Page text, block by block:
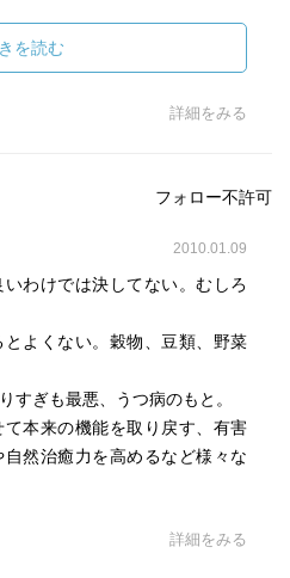
織、器官ができたという説が
核的な存在とも言える。
のない生物はいない。
100腸個の腸内細菌が棲みつ
群、タウリン、オメガ3などは
るにはもってこいの栄養素。
脳の神経細胞に存在している
にも不可欠な物質。(必要量の
げる為に大型の魚は避ける様
を読む
詳細をみる
フォロー不許可
2010.01.09
わけでは決してない。むしろ
よくない。穀物、豆類、野菜
すぎも最悪、うつ病のもと。
本来の機能を取り戻す、有害
然治癒力を高めるなど様々な
詳細をみる